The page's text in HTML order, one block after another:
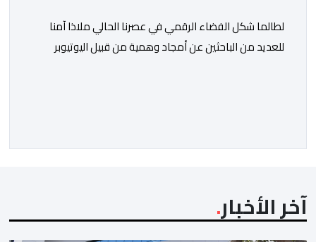
لطالما شكل الفضاء الرقمي في عصرنا الحالي ملاذا آمنا
للعديد من الباحثين عن أمجاد وهمية من قبيل اليوتيوبر
يقتات على استعطاف الجماهير ودغدغة […]
آخر الأخبار